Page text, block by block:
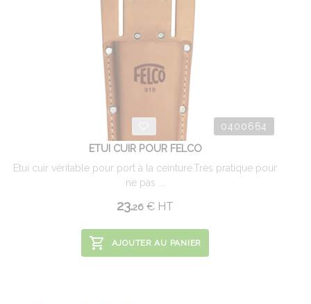
0400664
ETUI CUIR POUR FELCO
Etui cuir véritable pour port à la ceinture.Très pratique pour
ne pas ...
23.26 € HT
AJOUTER AU PANIER